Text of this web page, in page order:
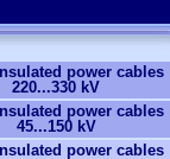
power cables
220...330 kV
power cables
45...150 kV
power cables